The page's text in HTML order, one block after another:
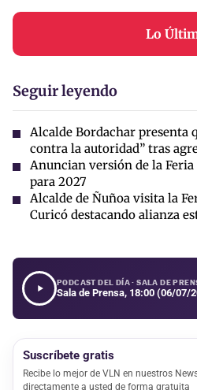
Lo
Seguir leyendo
Alcalde Bordachar presenta
contra la autoridad” tras
Anuncian versión de la Feria
para 2027
Alcalde de Ñuñoa visita la
Curicó destacando alianza
PODCAST DEL DÍA · SALA DE
Sala de Prensa, 18:00 (06/07/
Suscríbete gratis
Recibe lo mejor de VLN en nuestros
directamente a usted de forma gratuita